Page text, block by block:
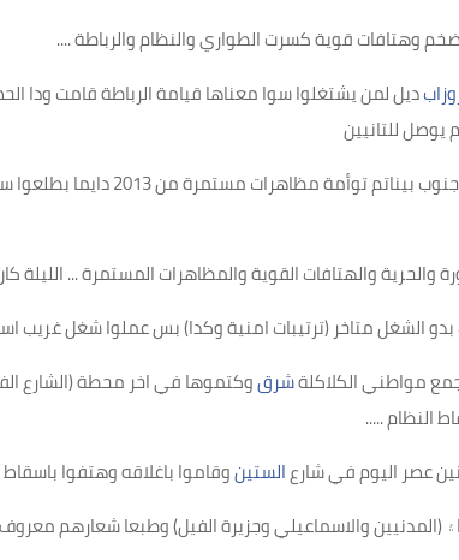
وهتافات قوية كسرت الطواري والنظام والرباطة....
ديل لمن يشتغلوا سوا معناها قيامة الرباطة قامت ودا
للتانيين
جنوب بيناتم توأمة
والحرية والهتافات القوية والمظاهرات المستمرة ...
بدو الشغل متاخر (ترتيبات امنية وكدا) بس عملوا شغل غريب
مواطني الكلاكلةشرقوكتموها في اخر محطة (الشارع
النظام.....
عصر اليوم في شارعالستينوقاموا باغلاقه وهتفوا باسقاط
(المدنيين والاسماعيلي وجزيرة الفيل) وطبعا شعارهم